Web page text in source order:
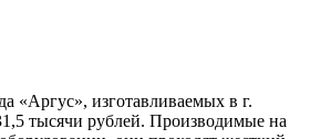
«Аргус», изготавливаемых в г.
тысячи рублей. Производимые на